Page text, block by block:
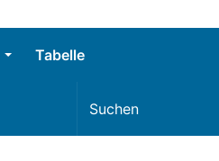
Tabelle